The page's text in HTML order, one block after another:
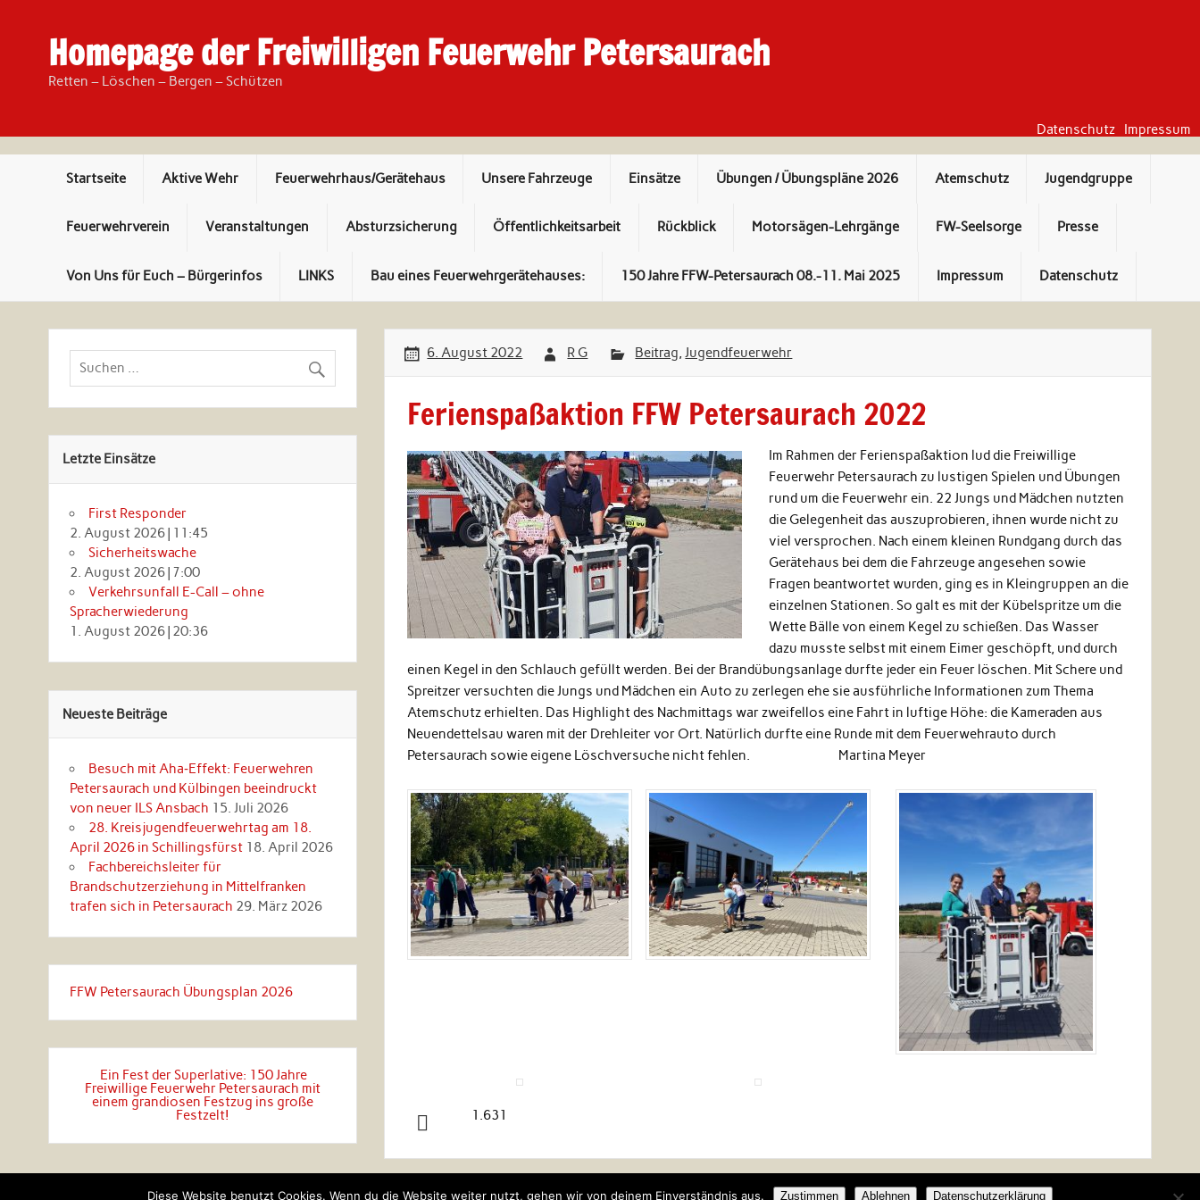
Homepage der Freiwilligen Feuerwehr Petersaurach
Retten – Löschen – Bergen – Schützen
Datenschutz Impressum
Startseite Aktive Wehr Feuerwehrhaus/Gerätehaus Unsere Fahrzeuge Einsätze Übungen / Übungspläne 2026 Atemschutz Jugendgruppe
Feuerwehrverein Veranstaltungen Absturzsicherung Öffentlichkeitsarbeit Rückblick Motorsägen-Lehrgänge FW-Seelsorge Presse
Von Uns für Euch – Bürgerinfos LINKS Bau eines Feuerwehrgerätehauses: 150 Jahre FFW-Petersaurach 08.-11. Mai 2025 Impressum Datenschutz
6. August 2022 R G Beitrag,Jugendfeuerwehr
Ferienspaßaktion FFW Petersaurach 2022
Im Rahmen der Ferienspaßaktion lud die Freiwillige
Feuerwehr Petersaurach zu lustigen Spielen und Übungen
rund um die Feuerwehr ein. 22 Jungs und Mädchen nutzten
die Gelegenheit das auszuprobieren, ihnen wurde nicht zu
viel versprochen. Nach einem kleinen Rundgang durch das
Gerätehaus bei dem die Fahrzeuge angesehen sowie
Fragen beantwortet wurden, ging es in Kleingruppen an die
einzelnen Stationen. So galt es mit der Kübelspritze um die
Wette Bälle von einem Kegel zu schießen. Das Wasser
dazu musste selbst mit einem Eimer geschöpft, und durch
einen Kegel in den Schlauch gefüllt werden. Bei der Brandübungsanlage durfte jeder ein Feuer löschen. Mit Schere und
Spreitzer versuchten die Jungs und Mädchen ein Auto zu zerlegen ehe sie ausführliche Informationen zum Thema
Atemschutz erhielten. Das Highlight des Nachmittags war zweifellos eine Fahrt in luftige Höhe: die Kameraden aus
Neuendettelsau waren mit der Drehleiter vor Ort. Natürlich durfte eine Runde mit dem Feuerwehrauto durch
Petersaurach sowie eigene Löschversuche nicht fehlen. Martina Meyer
1.631
Letzte Einsätze
First Responder
2. August 2026| 11:45
Sicherheitswache
2. August 2026| 7:00
Verkehrsunfall E-Call – ohne
Spracherwiederung
1. August 2026| 20:36
Neueste Beiträge
Besuch mit Aha‑Effekt: Feuerwehren
Petersaurach und Külbingen beeindruckt
von neuer ILS Ansbach 15. Juli 2026
28. Kreisjugendfeuerwehrtag am 18.
April 2026 in Schillingsfürst 18. April 2026
Fachbereichsleiter für
Brandschutzerziehung in Mittelfranken
trafen sich in Petersaurach 29. März 2026
FFW Petersaurach Übungsplan 2026
Ein Fest der Superlative: 150 Jahre
Freiwillige Feuerwehr Petersaurach mit
einem grandiosen Festzug ins große
Festzelt!
Diese Website benutzt Cookies. Wenn du die Website weiter nutzt, gehen wir von deinem Einverständnis aus. Zustimmen Ablehnen Datenschutzerklärung